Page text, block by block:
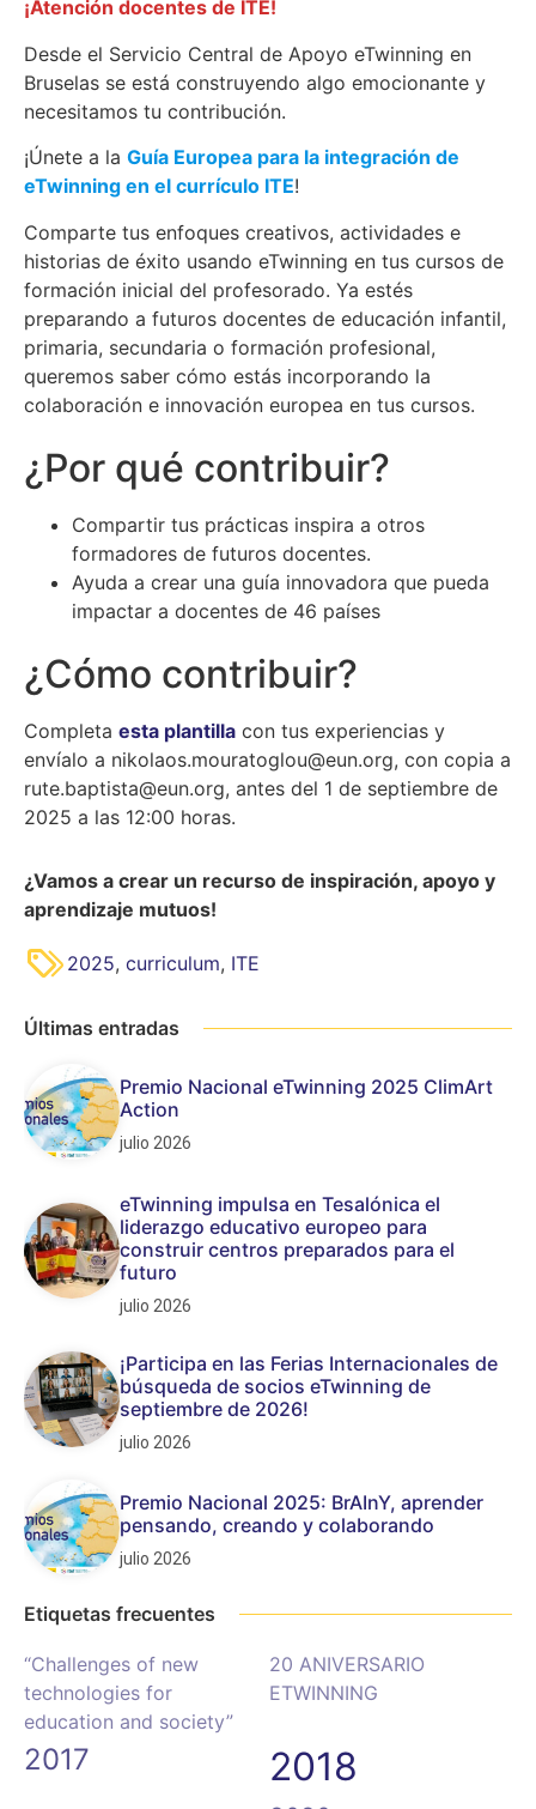
¡Atención docentes de ITE!
Desde el Servicio Central de Apoyo eTwinning en
Bruselas se está construyendo algo emocionante y
necesitamos tu contribución.
¡Únete a la Guía Europea para la integración de
eTwinning en el currículo ITE!
Comparte tus enfoques creativos, actividades e
historias de éxito usando eTwinning en tus cursos de
formación inicial del profesorado. Ya estés
preparando a futuros docentes de educación infantil,
primaria, secundaria o formación profesional,
queremos saber cómo estás incorporando la
colaboración e innovación europea en tus cursos.
¿Por qué contribuir?
Compartir tus prácticas inspira a otros
formadores de futuros docentes.
Ayuda a crear una guía innovadora que pueda
impactar a docentes de 46 países
¿Cómo contribuir?
Completa esta plantilla con tus experiencias y
envíalo a nikolaos.mouratoglou@eun.org, con copia a
rute.baptista@eun.org, antes del 1 de septiembre de
2025 a las 12:00 horas.
¿Vamos a crear un recurso de inspiración, apoyo y
aprendizaje mutuos!
2025, curriculum, ITE
Últimas entradas
Premio Nacional eTwinning 2025 ClimArt
Action
julio 2026
eTwinning impulsa en Tesalónica el
liderazgo educativo europeo para
construir centros preparados para el
futuro
julio 2026
¡Participa en las Ferias Internacionales de
búsqueda de socios eTwinning de
septiembre de 2026!
julio 2026
Premio Nacional 2025: BrAInY, aprender
pensando, creando y colaborando
julio 2026
Etiquetas frecuentes
“Challenges of new
technologies for
education and society”
20 ANIVERSARIO
ETWINNING
2017
2018